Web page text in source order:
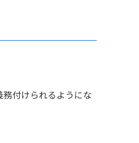
付けられるようにな